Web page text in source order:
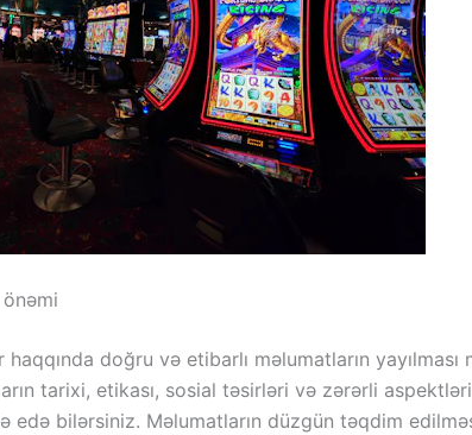
doğru və etibarlı məlumatların yayılması
tarixi, etikası, sosial təsirləri və zərərli
edə bilərsiniz. Məlumatların düzgün təqdim